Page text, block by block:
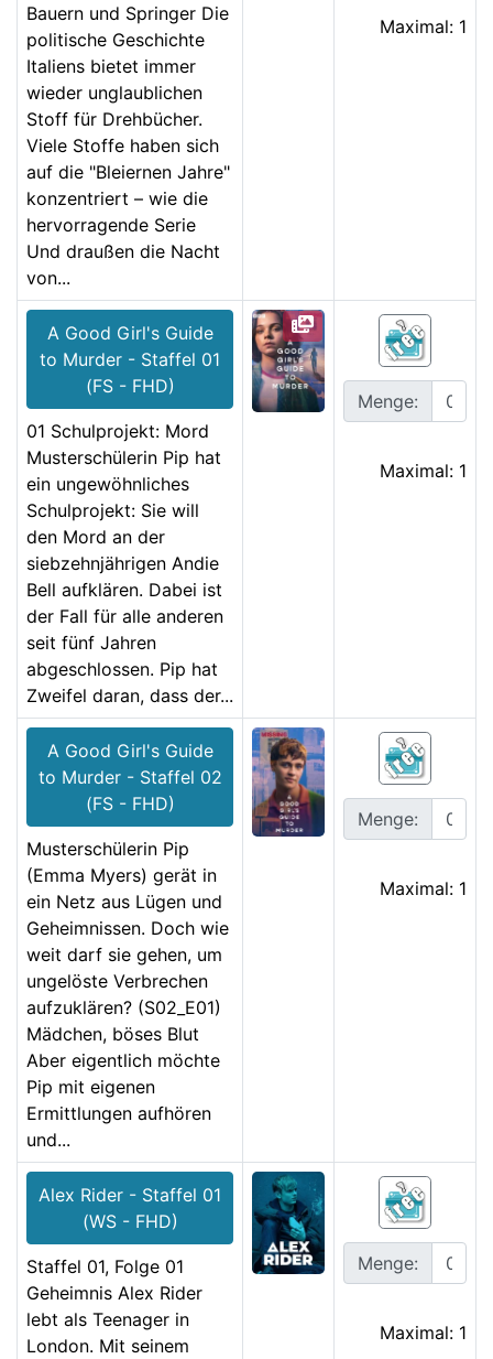
Bauern und Springer Die
politische Geschichte
Italiens bietet immer
wieder unglaublichen
Stoff für Drehbücher.
Viele Stoffe haben sich
auf die "Bleiernen Jahre"
konzentriert – wie die
hervorragende Serie
Und draußen die Nacht
von...
Maximal: 1
A Good Girl's Guide
to Murder - Staffel 01
(FS - FHD)
01 Schulprojekt: Mord
Musterschülerin Pip hat
ein ungewöhnliches
Schulprojekt: Sie will
den Mord an der
siebzehnjährigen Andie
Bell aufklären. Dabei ist
der Fall für alle anderen
seit fünf Jahren
abgeschlossen. Pip hat
Zweifel daran, dass der...
Menge:
Maximal: 1
A Good Girl's Guide
to Murder - Staffel 02
(FS - FHD)
Musterschülerin Pip
(Emma Myers) gerät in
ein Netz aus Lügen und
Geheimnissen. Doch wie
weit darf sie gehen, um
ungelöste Verbrechen
aufzuklären? (S02_E01)
Mädchen, böses Blut
Aber eigentlich möchte
Pip mit eigenen
Ermittlungen aufhören
und...
Menge:
Maximal: 1
Alex Rider - Staffel 01
(WS - FHD)
Staffel 01, Folge 01
Geheimnis Alex Rider
lebt als Teenager in
London. Mit seinem
Menge:
Maximal: 1